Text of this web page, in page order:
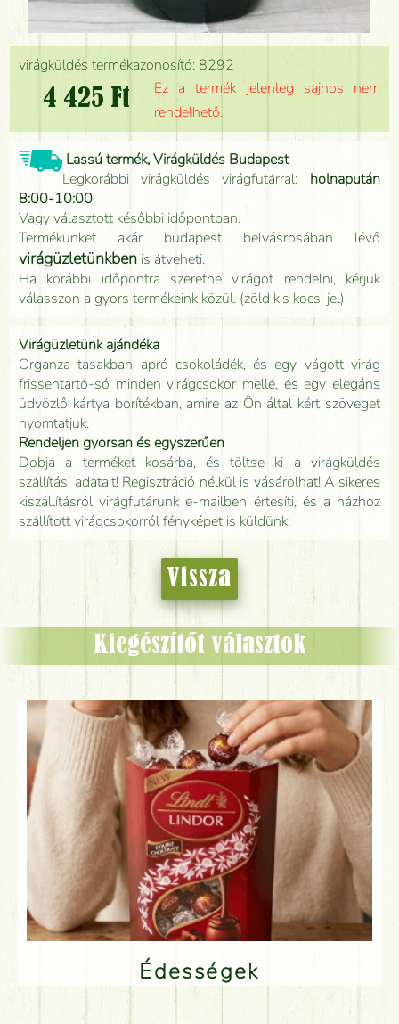
virágküldés termékazonosító: 8292
4 425 Ft
Ez a termék jelenleg sajnos nem
rendelhető.
Lassú termék, Virágküldés Budapest
Legkorábbi virágküldés virágfutárral: holnapután
8:00-10:00
Vagy választott későbbi időpontban.
Termékünket akár budapest belvásrosában lévő
virágüzletünkben is átveheti.
Ha korábbi időpontra szeretne virágot rendelni, kérjük
válasszon a gyors termékeink közül. (zöld kis kocsi jel)
Virágüzletünk ajándéka
Organza tasakban apró csokoládék, és egy vágott virág
frissentartó-só minden virágcsokor mellé, és egy elegáns
üdvözlő kártya borítékban, amire az Ön által kért szöveget
nyomtatjuk.
Rendeljen gyorsan és egyszerűen
Dobja a terméket kosárba, és töltse ki a virágküldés
szállítási adatait! Regisztráció nélkül is vásárolhat! A sikeres
kiszállításról virágfutárunk e-mailben értesíti, és a házhoz
szállított virágcsokorról fényképet is küldünk!
Vissza
Kiegészítőt választok
Édességek